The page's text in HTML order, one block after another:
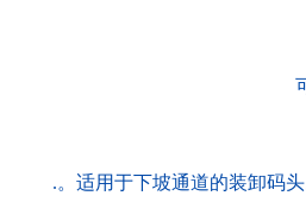
适用于下坡通道的装卸码头